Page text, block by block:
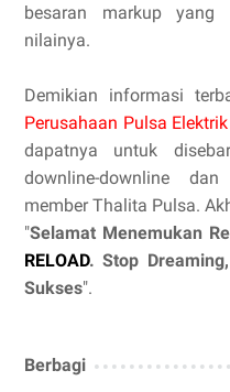
besaran markup
nilainya.
Demikian informasi
Perusahaan Pulsa
dapatnya untuk
downline-downline
member Thalita Pulsa.
"Selamat Menemukan
RELOAD. Stop
Sukses".
Berbagi